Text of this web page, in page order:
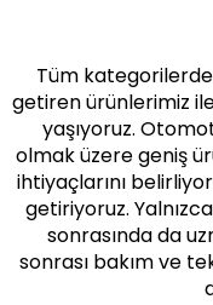
Tüm
getiren ürünlerimiz
yaşıyoruz.
olmak üzere geniş
ihtiyaçlarını
getiriyoruz.
sonrasında da
sonrası bakım ve